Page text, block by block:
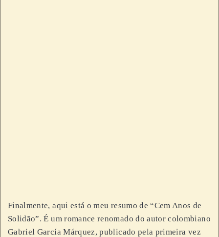
Finalmente, aqui está o meu resumo de “Cem Anos de
Solidão”. É um romance renomado do autor colombiano
Gabriel García Márquez, publicado pela primeira vez